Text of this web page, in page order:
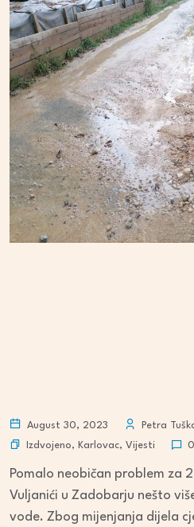
August 30, 2023
Petra
Izdvojeno, Karlovac, Vijesti 0
Pomalo neobičan problem za
Vuljanići u Zadobarju nešto
vode. Zbog mijenjanja dijela